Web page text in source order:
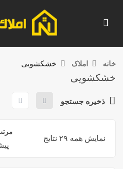
خانه املاک خشکشویی
خشکشویی
ذخیره جستجو
نمایش همه ۲۹ نتایج